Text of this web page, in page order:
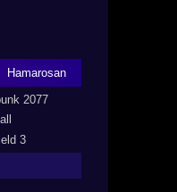
Hamarosan